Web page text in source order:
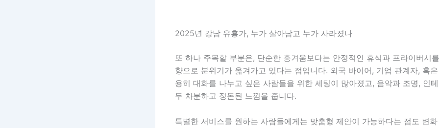
2025년 강남 유흥가, 누가 살아남고 누가 사라졌나
또 하나 주목할 부분은, 단순한 흥겨움보다는 안정적인 휴식과 프라이버시
향으로 분위기가 옮겨가고 있다는 점입니다. 외국 바이어, 기업 관계자, 혹
용히 대화를 나누고 싶은 사람들을 위한 세팅이 많아졌고, 음악과 조명, 인
두 차분하고 정돈된 느낌을 줍니다.
특별한 서비스를 원하는 사람들에게는 맞춤형 제안이 가능하다는 점도 변